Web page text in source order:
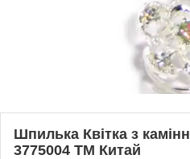
Шпилька Квітка з
3775004 ТМ Китай